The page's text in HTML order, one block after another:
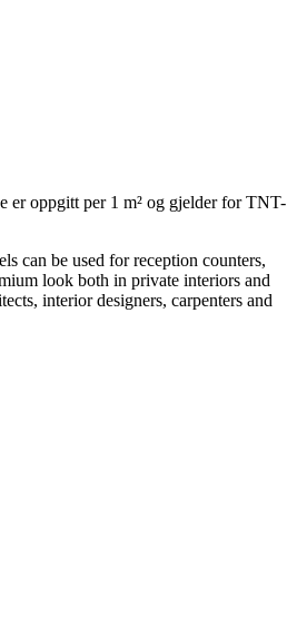
er oppgitt per 1 m² og gjelder for TNT-
can be used for reception counters,
look both in private interiors and
interior designers, carpenters and